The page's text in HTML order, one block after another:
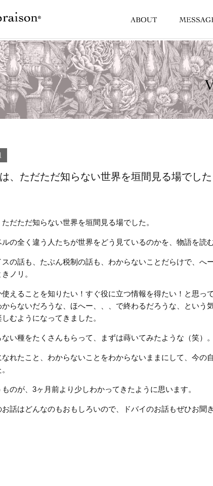
、ただただ知らない世界を垣間見る場でした
だただ知らない世界を垣間見る場でした。
の全く違う人たちが世界をどう見ているのかを、物語を読
の話も、たぶん税制の話も、わからないことだらけで、へ
ノリ。
えることを知りたい！すぐ役に立つ情報を得たい！と思っ
らないだろうな、ほへー、、、で終わるだろうな、という
むようになってきました。
い種をたくさんもらって、まずは蒔いてみたような（笑）。
れたこと、わからないことをわからないままにして、今の
ものが、3ヶ月前より少しわかってきたように思います。
話はどんなのもおもしろいので、ドバイのお話もぜひお聞